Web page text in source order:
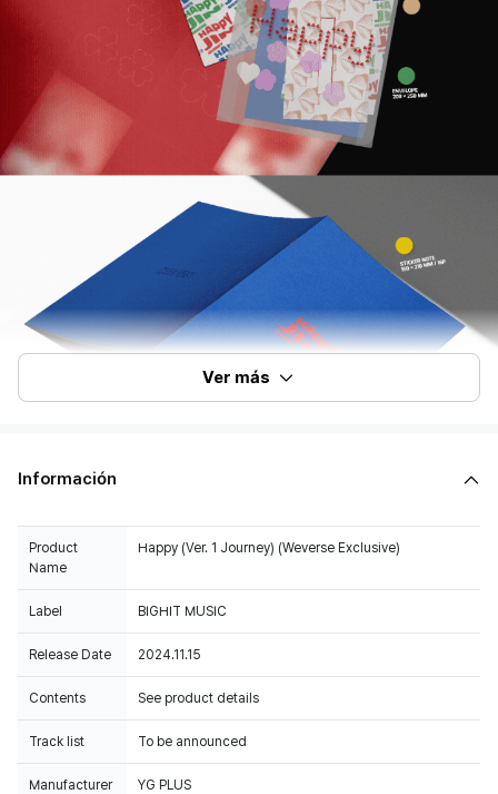
Ver más
Información
Product
Name
Happy (Ver. 1 Journey) (Weverse Exclusive)
Label BIGHIT MUSIC
Release Date 2024.11.15
Contents See product details
Track list To be announced
Manufacturer YG PLUS